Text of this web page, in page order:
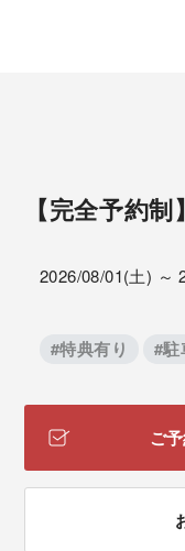
【完全予約
2026/08/01(土) ～
#特典有り #駐
ご